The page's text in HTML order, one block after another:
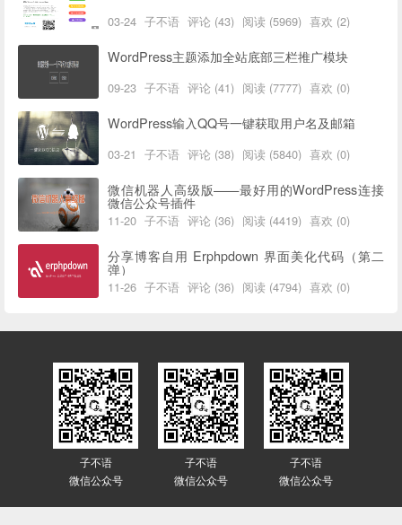
03-24 子不语 评论 (43) 阅读 (5969) 喜欢 (2)
WordPress主题添加全站底部三栏推广模块
09-23 子不语 评论 (41) 阅读 (7777) 喜欢 (0)
WordPress输入QQ号一键获取用户名及邮箱
03-21 子不语 评论 (38) 阅读 (5840) 喜欢 (0)
微信机器人高级版——最好用的WordPress连接
微信公众号插件
11-20 子不语 评论 (36) 阅读 (4419) 喜欢 (0)
分享博客自用 Erphpdown 界面美化代码（第二
弹）
11-26 子不语 评论 (36) 阅读 (4794) 喜欢 (0)
子不语
微信公众号
子不语
微信公众号
子不语
微信公众号